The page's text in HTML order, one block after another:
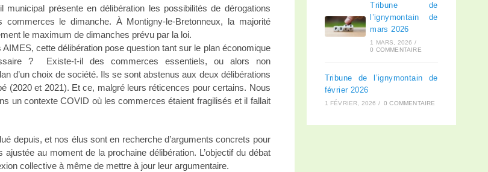
municipal présente en délibération les possibilités de dérogations
commerces le dimanche. À Montigny-le-Bretonneux, la majorité
le maximum de dimanches prévu par la loi.
cette délibération pose question tant sur le plan économique
? Existe-t-il des commerces essentiels, ou alors non
d’un choix de société. Ils se sont abstenus aux deux délibérations
(2020 et 2021). Et ce, malgré leurs réticences pour certains. Nous
un contexte COVID où les commerces étaient fragilisés et il fallait
depuis, et nos élus sont en recherche d’arguments concrets pour
ajustée au moment de la prochaine délibération. L’objectif du débat
collective à même de mettre à jour leur argumentaire.
Tribune de
l’ignymontain de
mars 2026
1 MARS, 2026 /
0 COMMENTAIRE
Tribune de l’ignymontain de
février 2026
1 FÉVRIER, 2026 / 0 COMMENTAIRE